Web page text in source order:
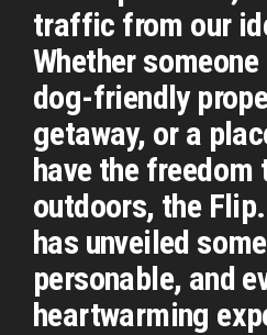
traffic from our
Whether
dog-friendly
getaway, or a
have the freedom
outdoors, the
has unveiled
personable, and
heartwarming